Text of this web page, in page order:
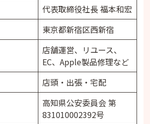
代表取締役社長 福本和宏
東京都新宿区西新宿
店舗運営、リユース、
EC、Apple製品修理など
店頭・出張・宅配
高知県公安委員会 第
831010002392号